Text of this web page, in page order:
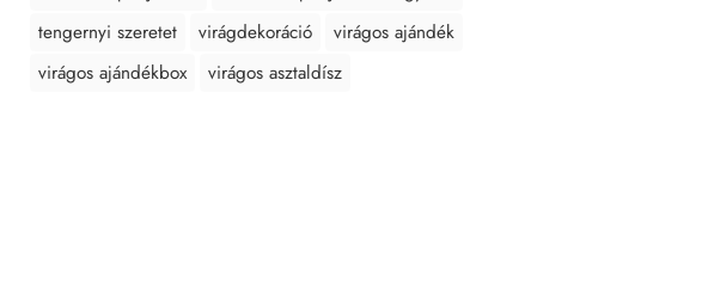
tengernyi szeretet
virágdekoráció
virágos ajándék
virágos ajándékbox
virágos asztaldísz